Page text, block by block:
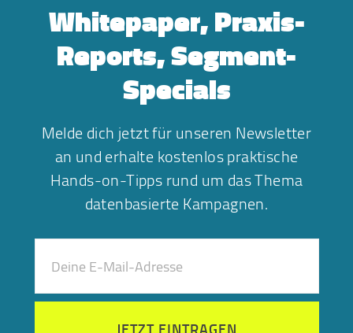
Whitepaper, Praxis-
Reports, Segment-
Specials
Melde dich jetzt für unseren Newsletter
an und erhalte kostenlos praktische
Hands-on-Tipps rund um das Thema
datenbasierte Kampagnen.